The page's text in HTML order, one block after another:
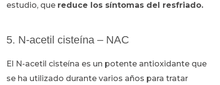
estudio, que reduce los síntomas del resfriado.
5. N-acetil cisteína – NAC
El N-acetil cisteína es un potente antioxidante que
se ha utilizado durante varios años para tratar